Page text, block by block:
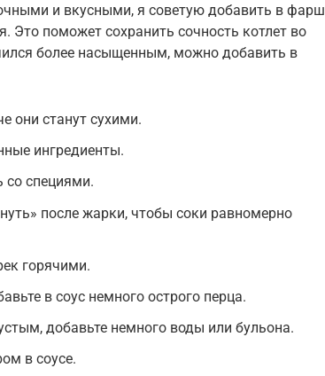
и вкусными, я советую добавить в фарш
Это поможет сохранить сочность котлет во
более насыщенным, можно добавить в
они станут сухими.
ингредиенты.
со специями.
после жарки, чтобы соки равномерно
горячими.
в соус немного острого перца.
добавьте немного воды или бульона.
в соусе.